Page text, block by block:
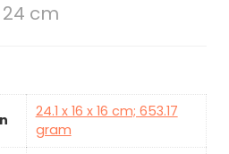
cm
24.1 x 16 x 16 cm; 653.17
gram